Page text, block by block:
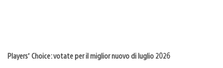
Players’ Choice: votate per il miglior nuovo di luglio 2026